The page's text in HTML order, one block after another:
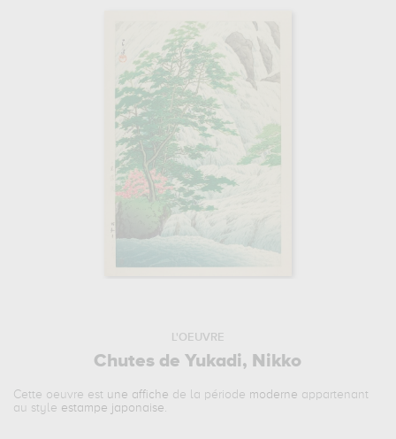
L'OEUVRE
Chutes de Yukadi, Nikko
Cette oeuvre est une affiche de la période moderne appartenant
au style estampe japonaise.